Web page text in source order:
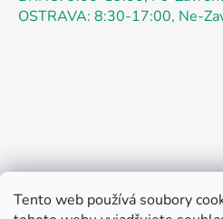
Tento web používá soubory
OSTRAVA: 8:30-17:00, Ne-